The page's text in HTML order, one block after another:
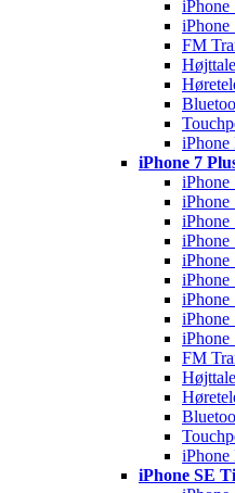
iPhone
iPhone
FM
iPhone
iPhone 7
iPhone
iPhone
iPhone
iPhone
iPhone
iPhone
iPhone
iPhone
iPhone
FM
iPhone
iPhone SE